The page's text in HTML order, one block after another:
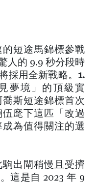
短途馬錦標參戰
人的 9.9 秒分段時
採用全新戰略。 1.
夢境」的頂級實
斯短途錦標首次
麾下這匹「改過
為值得關注的選
出閘稍慢且受擠
這是自 2023 年 9